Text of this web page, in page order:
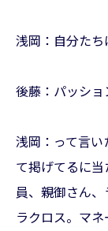
浅岡：自分た
後藤：パッショ
浅岡：って言
て掲げてるに
員、親御さん
ラクロス。マ